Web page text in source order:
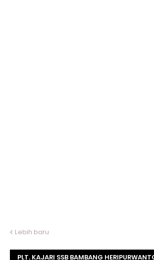
Lebih baru
PLT. KAJARI SSB BAMBANG